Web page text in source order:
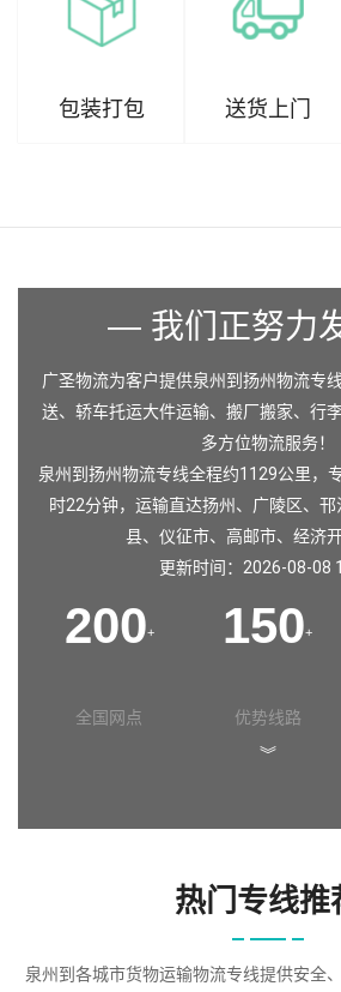
包装打包 送货上门
— 我们正努力
广圣物流为客户提供泉州到扬州物流专
送、轿车托运大件运输、搬厂搬家、行
多方位物流服务！
泉州到扬州物流专线全程约1129公里，
时22分钟，运输直达扬州、广陵区、
县、仪征市、高邮市、经济开
更新时间：2026-08-08
200+
全国网点
150+
优势线路
︾
热门专线推
泉州到各城市货物运输物流专线提供安全